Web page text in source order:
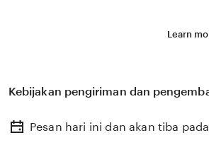
Learn
Kebijakan pengiriman dan
Pesan hari ini dan akan tiba